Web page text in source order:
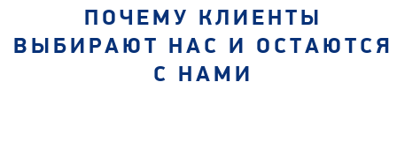
ПОЧЕМУ КЛИЕНТЫ
ВЫБИРАЮТ НАС И ОСТАЮТСЯ
С НАМИ